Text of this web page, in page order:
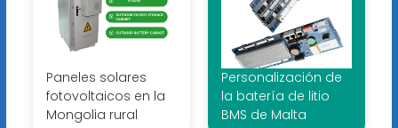
Paneles solares
fotovoltaicos en la
Mongolia rural
Personalización de
la batería de litio
BMS de Malta